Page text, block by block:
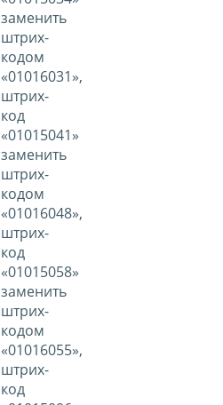
заменить
штрих-
кодом
«01016031»,
штрих-
код
«01015041»
заменить
штрих-
кодом
«01016048»,
штрих-
код
«01015058»
заменить
штрих-
кодом
«01016055»,
штрих-
код